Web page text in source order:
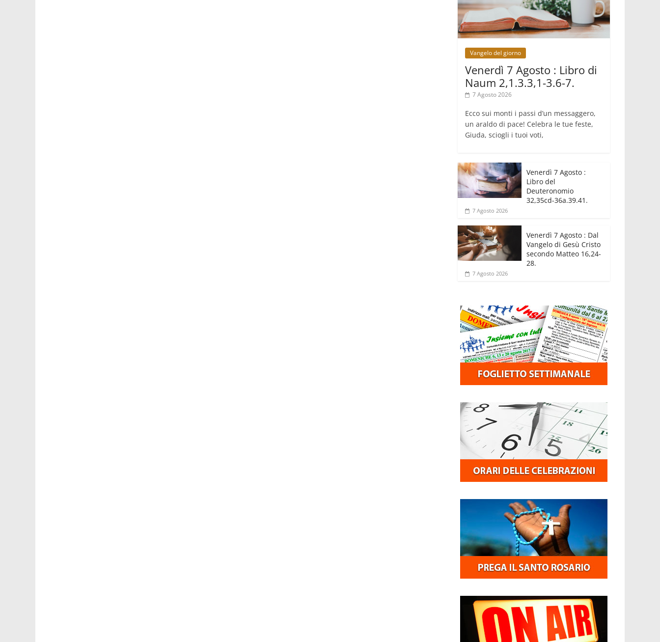
Italia, Antigone: carceri al limite della
sopravvivenza per caldo e
sovraffollamento
07.08.2026
Parolin conclude il viaggio in
Messico: "La pace inizia con
l'empatia per il dolore altrui"
07.08.2026
Uruguay, il presidente dei vescovi: la
visita del Papa dono per tutto il
Paese
Vangelo del giorno
Venerdì 7 Agosto : Libro di
Naum 2,1.3.3,1-3.6-7.
7 Agosto 2026
Ecco sui monti i passi d’un messaggero,
un araldo di pace! Celebra le tue feste,
Giuda, sciogli i tuoi voti,
Venerdì 7 Agosto :
Libro del
Deuteronomio
32,35cd-36a.39.41.
7 Agosto 2026
Venerdì 7 Agosto : Dal
Vangelo di Gesù Cristo
secondo Matteo 16,24-
28.
7 Agosto 2026